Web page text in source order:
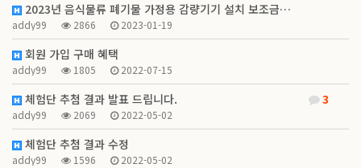
2023년 음식물류 폐기물 가정용 감량기기 설치 보조금…
addy99 2866 2023-01-19
회원 가입 구매 혜택
addy99 1805 2022-07-15
3
체험단 추첨 결과 발표 드립니다.
addy99 2069 2022-05-02
체험단 추첨 결과 수정
addy99 1596 2022-05-02